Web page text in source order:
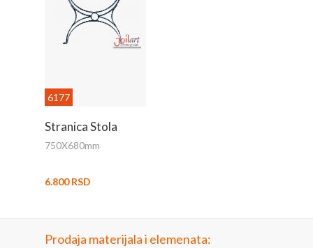
6177
Stranica Stola
750X680mm
6.800 RSD
Prodaja materijala i elemenata: